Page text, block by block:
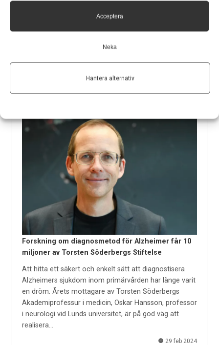
Acceptera
Neka
Hantera alternativ
innan diagnos. En ny studie publicerad i Nature
Forskning om diagnosmetod för Alzheimer får 10
miljoner av Torsten Söderbergs Stiftelse
Att hitta ett säkert och enkelt sätt att diagnostisera
Alzheimers sjukdom inom primärvården har länge varit
en dröm. Årets mottagare av Torsten Söderbergs
Akademiprofessur i medicin, Oskar Hansson, professor
i neurologi vid Lunds universitet, är på god väg att
realisera…
29 feb 2024